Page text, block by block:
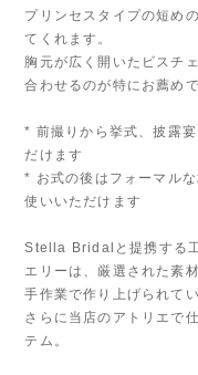
プリンセスタイプの短め
てくれます。
胸元が広く開いたビスチ
合わせるのが特にお薦めで
* 前撮りから挙式、披露
だけます
* お式の後はフォーマル
使いいただけます
Stella Bridalと提携する
エリーは、厳選された素
手作業で作り上げられてい
さらに当店のアトリエで
テム。